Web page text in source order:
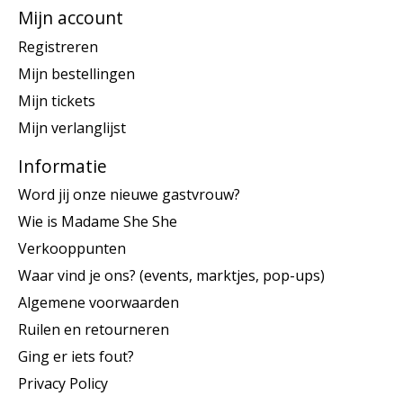
Mijn account
Registreren
Mijn bestellingen
Mijn tickets
Mijn verlanglijst
Informatie
Word jij onze nieuwe gastvrouw?
Wie is Madame She She
Verkooppunten
Waar vind je ons? (events, marktjes, pop-ups)
Algemene voorwaarden
Ruilen en retourneren
Ging er iets fout?
Privacy Policy